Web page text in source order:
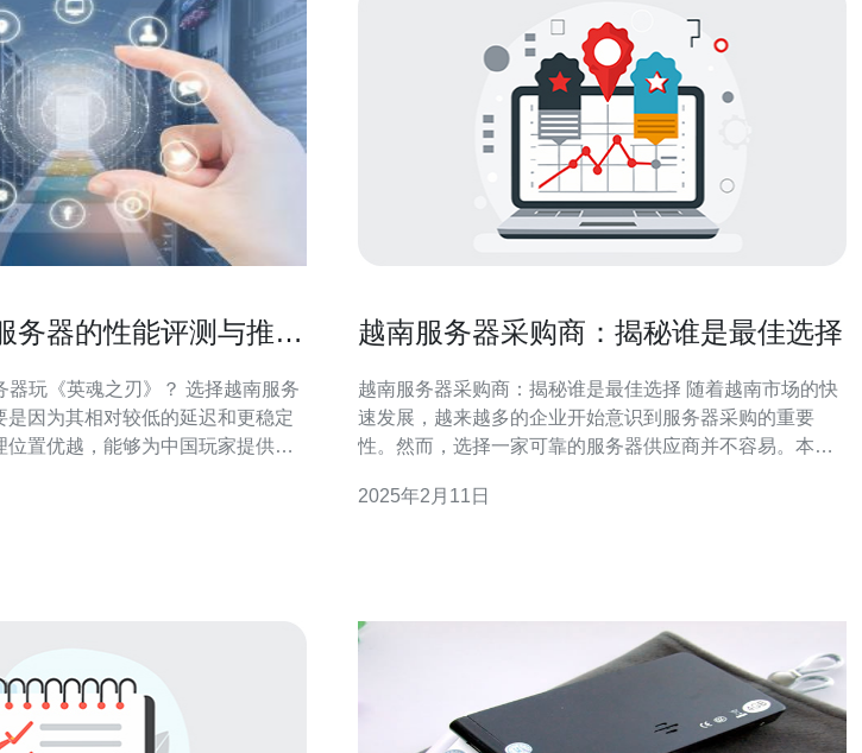
务器的性能评测与推荐
器玩《英魂之刃》？ 选择越南服务
是因为其相对较低的延迟和更稳定
位置优越，能够为中国玩家提供更
服务器的维护和更新频率较高，
越南服务器采购商：揭秘谁是最佳选择
越南服务器采购商：揭秘谁是最佳选择 随着越南市场的快
速发展，越来越多的企业开始意识到服务器采购的重要
性。然而，选择一家可靠的服务器供应商并不容易。本文
应商时，首要考虑因素是供应商的信誉和声誉。可以通过
2025年2月11日